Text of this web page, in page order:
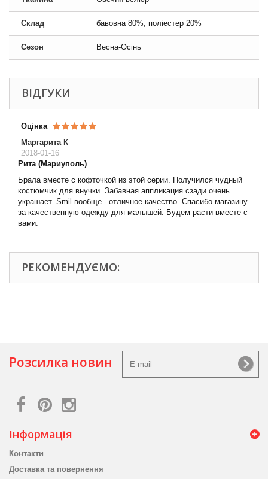
Склад бавовна 80%, поліестер 20%
Сезон Весна-Осінь
ВІДГУКИ
Оцінка
Маргарита К
2018-01-16
Рита (Мариуполь)
Брала вместе с кофточкой из этой серии. Получился чудный
костюмчик для внучки. Забавная аппликация сзади очень
украшает. Smil вообще - отличное качество. Спасибо магазину
за качественную одежду для малышей. Будем расти вместе с
вами.
РЕКОМЕНДУЄМО:
Розсилка новин
Інформація
Контакти
Доставка та повернення